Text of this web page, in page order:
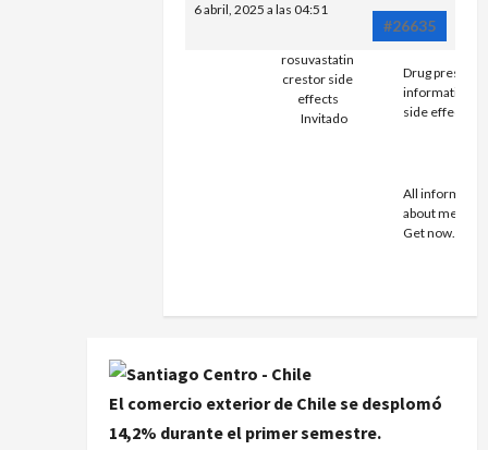
6 abril, 2025 a las 04:51
#26635
rosuvastatin
crestor side
effects
Invitado
Drug
information.
side effects?
All
about
Get now.
El comercio exterior de Chile se desplomó
14,2% durante el primer semestre.